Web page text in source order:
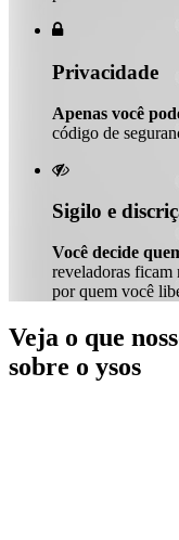

Privacidade
Apenas você
código de

Sigilo e
Você decide
reveladoras ficam
por quem você
Veja o que
sobre o ysos